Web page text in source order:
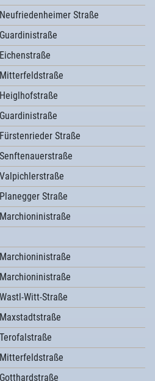
Neufriedenheimer Straße
Guardinistraße
Eichenstraße
Mitterfeldstraße
Heiglhofstraße
Guardinistraße
Fürstenrieder Straße
Senftenauerstraße
Valpichlerstraße
Planegger Straße
Marchioninistraße
Marchioninistraße
Marchioninistraße
Wastl-Witt-Straße
Maxstadtstraße
Terofalstraße
Mitterfeldstraße
Gotthardstraße